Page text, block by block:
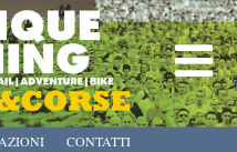
CONTATTI